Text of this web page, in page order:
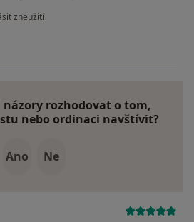
uživatele Pacient
zneužití
rozhodovat o tom,
nebo ordinaci navštívit?
Ano Ne